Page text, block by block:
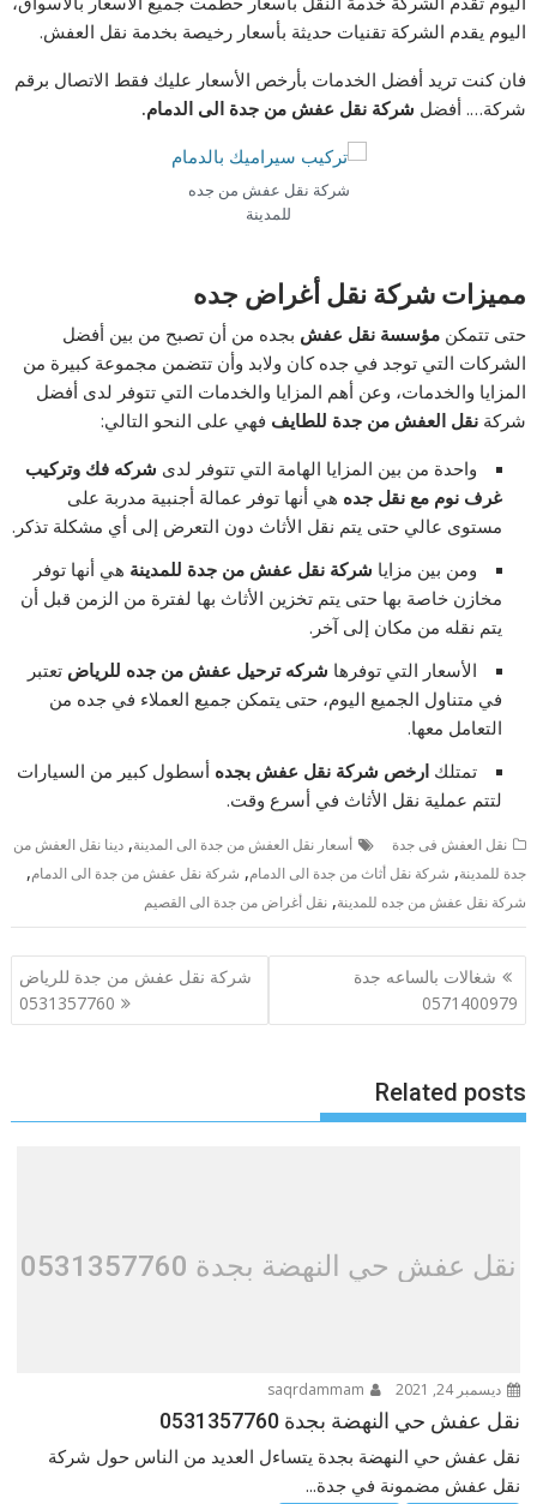
اليوم يقدم الشركة تقنيات حديثة بأسعار رخيصة بخدمة نقل العفش.
فان كنت تريد أفضل الخدمات بأرخص الأسعار عليك فقط الاتصال برقم
شركة…. أفضل شركة نقل عفش من جدة الى الدمام.
شركة نقل عفش من جده
للمدينة
مميزات شركة نقل أغراض جده
حتى تتمكنمؤسسة نقل عفش بجده من أن تصبح من بين أفضل
الشركات التي توجد في جده كان ولابد وأن تتضمن مجموعة كبيرة من
المزايا والخدمات، وعن أهم المزايا والخدمات التي تتوفر لدى أفضل
شركةنقل العفش من جدة للطايف فهي على النحو التالي:
واحدة من بين المزايا الهامة التي تتوفر لدى شركه فك وتركيب
غرف نوم مع نقل جده هي أنها توفر عمالة أجنبية مدربة على
مستوى عالي حتى يتم نقل الأثاث دون التعرض إلى أي مشكلة تذكر.
ومن بين مزايا شركة نقل عفش من جدة للمدينة هي أنها توفر
مخازن خاصة بها حتى يتم تخزين الأثاث بها لفترة من الزمن قبل أن
يتم نقله من مكان إلى آخر.
الأسعار التي توفرها شركه ترحيل عفش من جده للرياضتعتبر
في متناول الجميع اليوم، حتى يتمكن جميع العملاء في جده من
التعامل معها.
تمتلكارخص شركة نقل عفش بجدهأسطول كبير من السيارات
لتتم عملية نقل الأثاث في أسرع وقت.
نقل العفش فى جدة أسعار نقل العفش من جدة الى المدينة,دينا نقل العفش من
جدة للمدينة, شركة نقل أثاث من جدة الى الدمام, شركة نقل عفش من جدة الى الدمام,
شركة نقل عفش من جده للمدينة,نقل أغراض من جدة الى القصيم
تصفّح
المقالات
شغالات بالساعه جدة
0571400979
شركة نقل عفش من جدة للرياض
0531357760
Related posts
نقل عفش حي النهضة بجدة 0531357760
ديسمبر 24, 2021
نقل عفش حي النهضة بجدة 0531357760
نقل عفش حي النهضة بجدة يتساءل العديد من الناس حول شركة
نقل عفش مضمونة في جدة...